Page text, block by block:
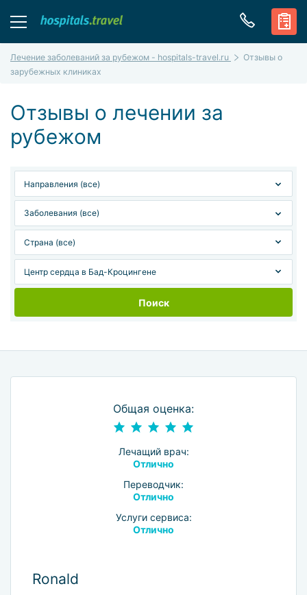
Лечение заболеваний за рубежом - hospitals-travel.ru
Отзывы о
зарубежных клиниках
Отзывы о лечении за
рубежом
Поиск
Общая оценка:
Лечащий врач:
Отлично
Переводчик:
Отлично
Услуги сервиса:
Отлично
Ronald